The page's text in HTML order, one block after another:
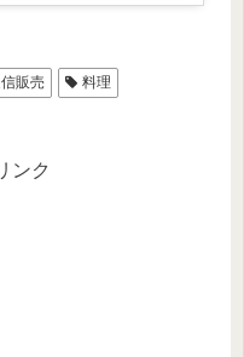
販売
料理
ンク